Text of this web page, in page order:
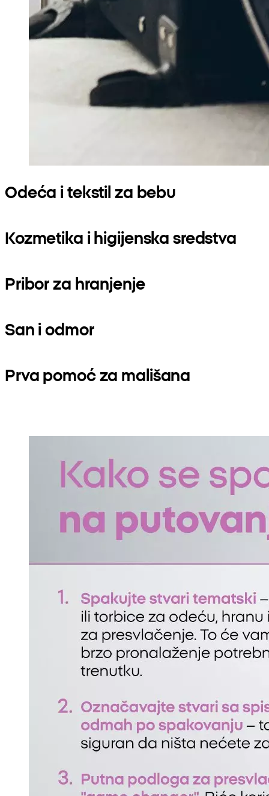
Odeća i tekstil za bebu
Kozmetika i higijenska sredstva
Pribor za hranjenje
San i odmor
Prva pomoć za mališana